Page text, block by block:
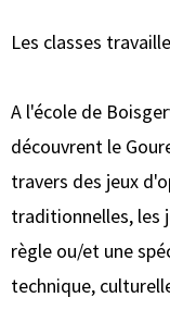
Les classes
A l'école de
découvrent le
travers des jeux
traditionnelles, les
règle ou/et une
technique,